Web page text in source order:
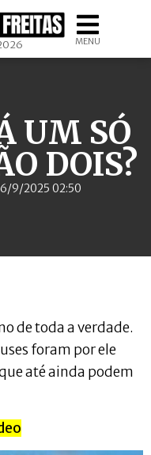
MENU
UM SÓ
DOIS?
9/2025 02:50
de toda a verdade.
foram por ele
até ainda podem